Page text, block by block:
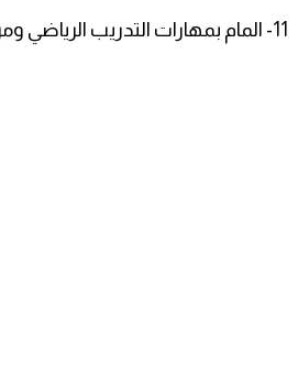
11- المام بمهارات التدريب الرياضي ومراعاة الأبعاد التربوية.